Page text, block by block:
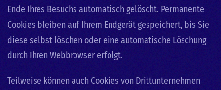
Ende Ihres Besuchs automatisch gelöscht. Permanente
Cookies bleiben auf Ihrem Endgerät gespeichert, bis Sie
diese selbst löschen oder eine automatische Löschung
durch Ihren Webbrowser erfolgt.
Teilweise können auch Cookies von Drittunternehmen